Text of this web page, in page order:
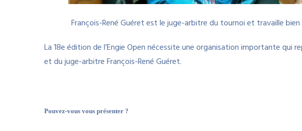
François-René Guéret est le juge-arbitre du tournoi et travaille
La 18e édition de l’Engie Open nécessite une organisation importante qui
et du juge-arbitre François-René Guéret.
Pouvez-vous vous présenter ?